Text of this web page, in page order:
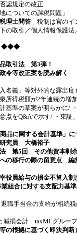
認規定の改正
についての課税問題」
理士問答 税制は官のイ
の取引／個人情報保護法
◆◆◆
取引法 第3弾！
令等改正案を読み解く
名義」等対外的な露出
所得税額が2年連続の増
基準の草案が明らかに/
点をQ&Aで示す/ ・東証
品に関する会計基準」に
究員 大橋裕子
法 第5回 その他資本剰
の移行の際の留意点 編
役員給与の損金不算入
業組合に対する支配力基
職手当金の支給が相続
減損会計 taxMLグループ
の根拠に基づく即決判断